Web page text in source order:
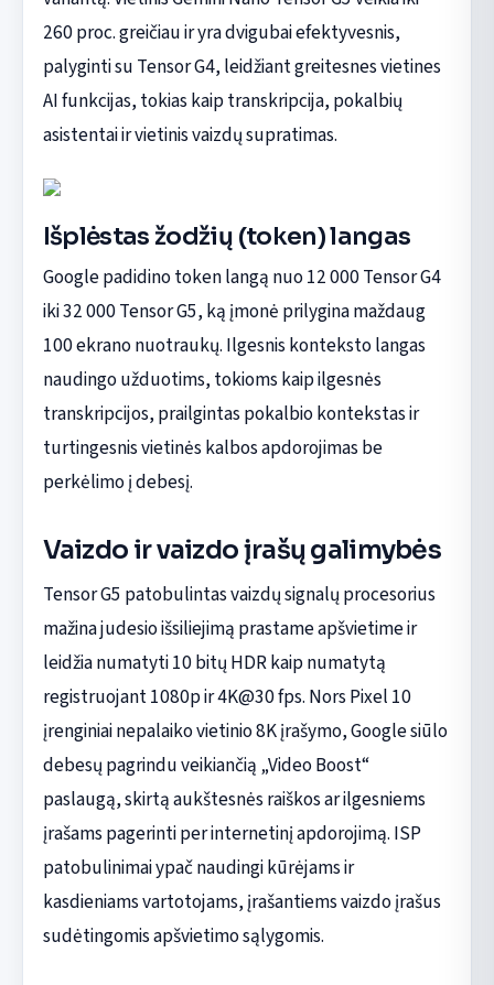
260 proc. greičiau ir yra dvigubai efektyvesnis,
palyginti su Tensor G4, leidžiant greitesnes vietines
AI funkcijas, tokias kaip transkripcija, pokalbių
asistentai ir vietinis vaizdų supratimas.
Išplėstas žodžių (token) langas
Google padidino token langą nuo 12 000 Tensor G4
iki 32 000 Tensor G5, ką įmonė prilygina maždaug
100 ekrano nuotraukų. Ilgesnis konteksto langas
naudingo užduotims, tokioms kaip ilgesnės
transkripcijos, prailgintas pokalbio kontekstas ir
turtingesnis vietinės kalbos apdorojimas be
perkėlimo į debesį.
Vaizdo ir vaizdo įrašų galimybės
Tensor G5 patobulintas vaizdų signalų procesorius
mažina judesio išsiliejimą prastame apšvietime ir
leidžia numatyti 10 bitų HDR kaip numatytą
registruojant 1080p ir 4K@30 fps. Nors Pixel 10
įrenginiai nepalaiko vietinio 8K įrašymo, Google siūlo
debesų pagrindu veikiančią „Video Boost“
paslaugą, skirtą aukštesnės raiškos ar ilgesniems
įrašams pagerinti per internetinį apdorojimą. ISP
patobulinimai ypač naudingi kūrėjams ir
kasdieniams vartotojams, įrašantiems vaizdo įrašus
sudėtingomis apšvietimo sąlygomis.